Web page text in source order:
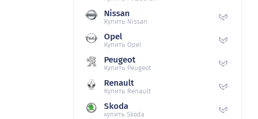
Nissan
Купить Nissan
Opel
Купить Opel
Peugeot
Купить Peugeot
Renault
Купить Renault
Skoda
купить Skoda